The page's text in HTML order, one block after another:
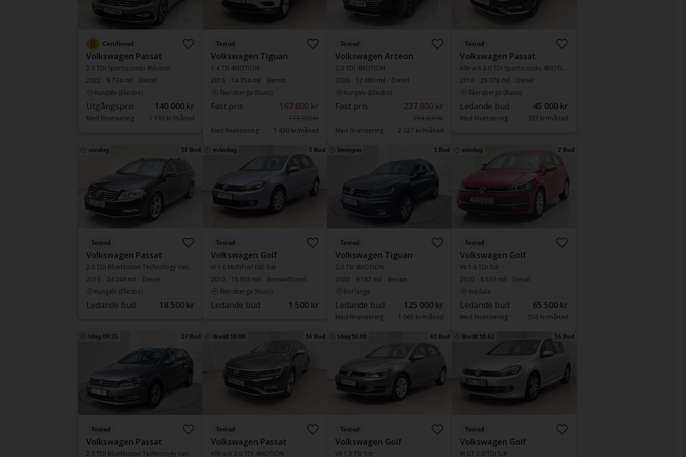
Certifierad
Volkswagen Passat
2.0 TDI Sportscombi 4Motion
2022
8 734 mil
Diesel
Kungälv (Ellesbo)
Utgångspris 140 000 kr
Med finansiering 1 193 kr/månad
Testad
Volkswagen Tiguan
1.4 TSI 4MOTION
2018
14 354 mil
Bensin
Åkersberga (Runö)
Fast pris 167 800 kr
173 900 kr
Med finansiering
1 430 kr/månad
Testad
Volkswagen Arteon
2.0 TDI 4MOTION
2020
12 686 mil
Diesel
Kungälv (Ellesbo)
Fast pris 237 800 kr
254 800 kr
Med finansiering
2 027 kr/månad
Testad
Volkswagen Passat
Alltrack 2.0 TDI Sportscombi 4MOTION
2016
28 078 mil
Diesel
Åkersberga (Runö)
Ledande bud 45 000 kr
Med finansiering 383 kr/månad
söndag 18 Bud
Testad
Volkswagen Passat
2.0 TDI BlueMotion Technology Variant 4Motion
2013
24 249 mil
Diesel
Kungälv (Ellesbo)
Ledande bud 18 500 kr
måndag 3 Bud
Testad
Volkswagen Golf
VI 1.6 MultiFuel E85 5dr
2010
15 863 mil
Bensin/Etanol
Åkersberga (Runö)
Ledande bud 1 500 kr
Imorgon 1 Bud
Testad
Volkswagen Tiguan
2.0 TSI 4MOTION
2020
9 567 mil
Bensin
Borlänge
Ledande bud 125 000 kr
Med finansiering 1 065 kr/månad
söndag 2 Bud
Testad
Volkswagen Golf
VII 1.6 TDI 5dr
2020
8 539 mil
Diesel
Svedala
Ledande bud 65 500 kr
Med finansiering 558 kr/månad
Idag 09:25 27 Bud
Testad
Volkswagen Passat
2.0 TDI BlueMotion Technology Variant
Ikväll 18:00 14 Bud
Testad
Volkswagen Passat
Alltrack 2.0 TDI 4MOTION
Idag 16:00 61 Bud
Testad
Volkswagen Golf
VII 1.2 TSI 5dr
Ikväll 18:42 36 Bud
Testad
Volkswagen Golf
VI GT 2.0 TDI 5dr